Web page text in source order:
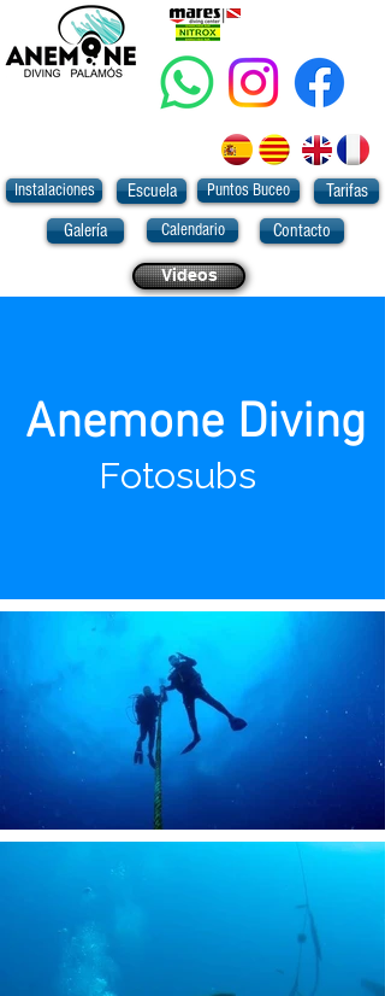
Instalaciones Escuela Puntos Buceo
Tarifas
Galería
Calendario Contacto
Videos
Anemone Diving
Fotosubs